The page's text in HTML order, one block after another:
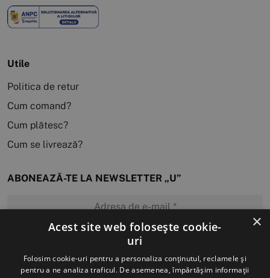
Utile
Politica de retur
Cum comand?
Cum plătesc?
Cum se livrează?
ABONEAZĂ-TE LA NEWSLETTER „U”
MĂ ABONEZ
×
Acest site web folosește cookie-
uri
Folosim cookie-uri pentru a personaliza conținutul, reclamele și
pentru a ne analiza traficul. De asemenea, împărtășim informații